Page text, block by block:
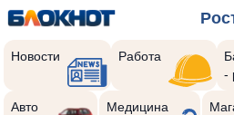
Новости Работа
-
Авто Медицина